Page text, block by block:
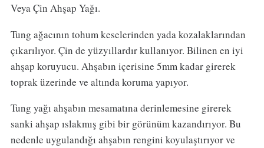
Veya Çin Ahşap Yağı.
Tung ağacının tohum keselerinden yada kozalaklarından
çıkarılıyor. Çin de yüzyıllardır kullanıyor. Bilinen en iyi
ahşap koruyucu. Ahşabın içerisine 5mm kadar girerek
toprak üzerinde ve altında koruma yapıyor.
Tung yağı ahşabın mesamatına derinlemesine girerek
sanki ahşap ıslakmış gibi bir görünüm kazandırıyor. Bu
nedenle uygulandığı ahşabın rengini koyulaştırıyor ve